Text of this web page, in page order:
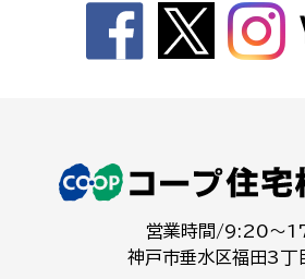
営業時間/9:20～
神戸市垂水区福田3